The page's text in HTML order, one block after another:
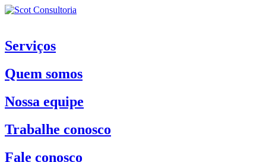
Serviços
Quem somos
Nossa equipe
Trabalhe conosco
Fale conosco